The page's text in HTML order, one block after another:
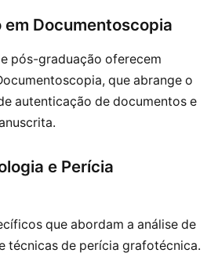
Documentoscopia
pós-graduação oferecem
que abrange o
autenticação de documentos e
e Perícia
que abordam a análise de
técnicas de perícia grafotécnica.